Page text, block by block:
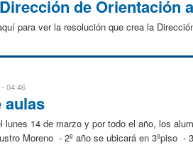
de Orientación
para ver la resolución que crea la
04:46
aulas
lunes 14 de marzo y por todo el año, los
Moreno - 2º año se ubicará en 3ºpiso -